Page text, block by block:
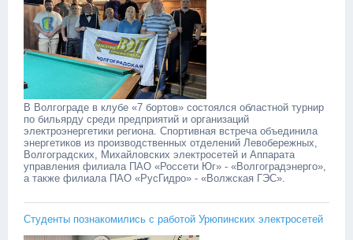
В Волгограде в клубе «7 бортов» состоялся областной турнир
по бильярду среди предприятий и организаций
электроэнергетики региона. Спортивная встреча объединила
энергетиков из производственных отделений Левобережных,
Волгоградских, Михайловских электросетей и Аппарата
управления филиала ПАО «Россети Юг» - «Волгоградэнерго»,
а также филиала ПАО «РусГидро» - «Волжская ГЭС».
Студенты познакомились с работой Урюпинских электросетей